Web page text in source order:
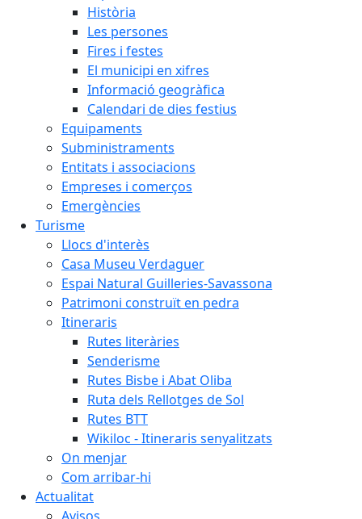
Història
Les persones
Fires i festes
El municipi en xifres
Informació geogràfica
Calendari de dies festius
Equipaments
Subministraments
Entitats i associacions
Empreses i comerços
Emergències
Turisme
Llocs d'interès
Casa Museu Verdaguer
Espai Natural Guilleries-Savassona
Patrimoni construït en pedra
Itineraris
Rutes literàries
Senderisme
Rutes Bisbe i Abat Oliba
Ruta dels Rellotges de Sol
Rutes BTT
Wikiloc - Itineraris senyalitzats
On menjar
Com arribar-hi
Actualitat